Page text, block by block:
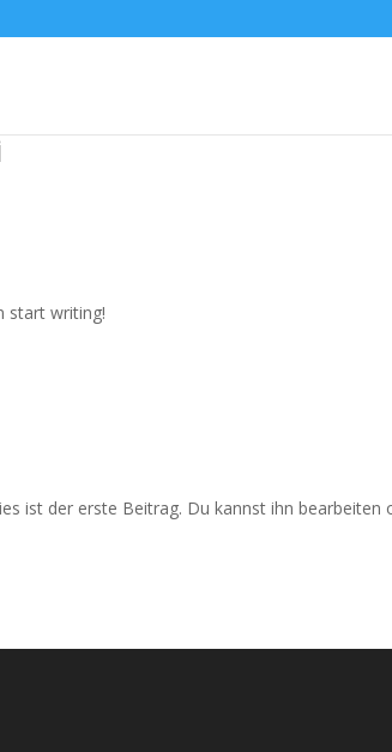
start writing!
ist der erste Beitrag. Du kannst ihn bearbeiten